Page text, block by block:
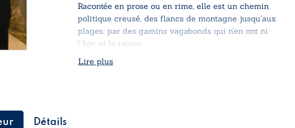
Racontée en prose ou en rime, elle est un chemin
politique creusé, des flancs de montagne jusqu’aux
plages, par des gamins vagabonds qui n’en ont ni
l’âge ni la raison.
Lire plus
Détails